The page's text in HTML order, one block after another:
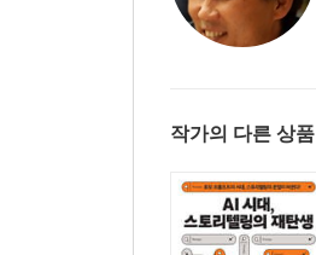
‘콘텐츠스토리 개발
맺음말: [클로드]와 함
AI와 함께 창작하는 새
인간 창작자, 여전히
작가의 다른 상품